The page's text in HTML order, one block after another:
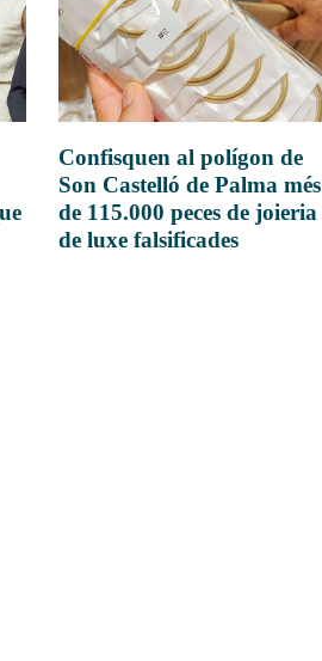
Confisquen al polígon de
Son Castelló de Palma més
de 115.000 peces de joieria
de luxe falsificades